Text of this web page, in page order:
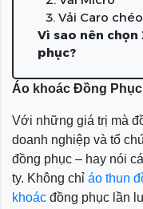
3. Vải Caro chéo
Vì sao nên
phục?
Áo khoác Đồng
Với những giá trị mà
doanh nghiệp và tổ
đồng phục – hay nói
ty. Không chỉ áo thun
khoác đồng phục lần